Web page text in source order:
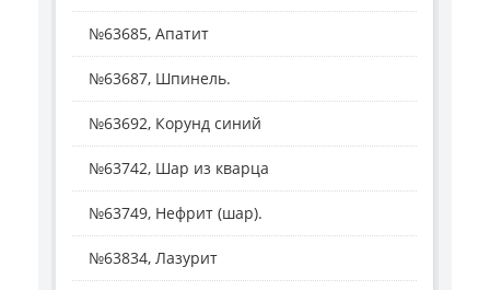
№63685, Апатит
№63687, Шпинель.
№63692, Корунд синий
№63742, Шар из кварца
№63749, Нефрит (шар).
№63834, Лазурит